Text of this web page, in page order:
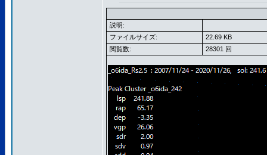
説明:
ファイルサイズ:
22.69 KB
閲覧数:
28301 回